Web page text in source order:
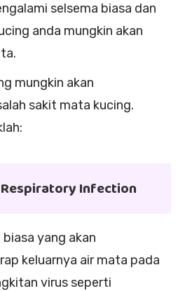
selsema biasa dan
anda mungkin akan
mungkin akan
sakit mata kucing.
Infection
yang akan
keluarnya air mata pada
virus seperti